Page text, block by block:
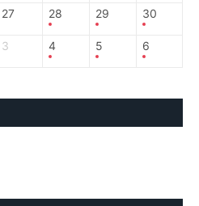
27 28 29 30
3 4 5 6